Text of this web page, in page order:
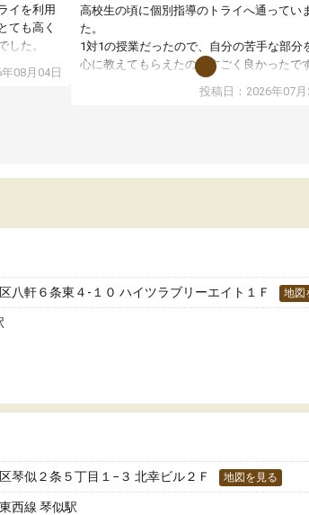
イを利用
ても高く
した。
がどうし
形です。
なと感じ
08月04日
高校生の頃に個別指導のトライへ通ってい
た。
1対1の授業だったので、自分の苦手な部分
心に教えてもらえたのがすごく良かったで
わからないところもその場で質問しやすく
解できるまで丁寧に説明してもらえたので
な人には特におすすめできる塾だと思いま
投稿日：2026年07月
八軒６条東４‐１０ ハイツラブリーエイト１Ｆ 地図
琴似２条５丁目１−３ 北幸ビル２Ｆ 地図を見る
西線 琴似駅